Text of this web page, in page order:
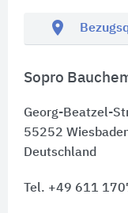
location_on
Sopro
Georg-Beatzel-
55252
Deutschland
Tel. +49 611